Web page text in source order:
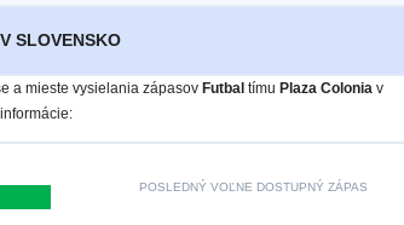
SLOVENSKO
a mieste vysielania zápasov Futbal tímu Plaza Coloniav
POSLEDNÝ VOĽNE DOSTUPNÝ ZÁPAS